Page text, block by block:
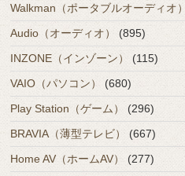
Walkman（ポータブルオーディオ）
Audio（オーディオ）
(895)
INZONE（インゾーン）
(115)
VAIO（パソコン）
(680)
Play Station（ゲーム）
(296)
BRAVIA（薄型テレビ）
(667)
Home AV（ホームAV） (277)